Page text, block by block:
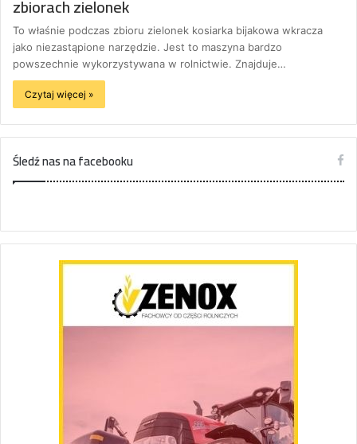
zbiorach zielonek
To właśnie podczas zbioru zielonek kosiarka bijakowa wkracza
jako niezastąpione narzędzie. Jest to maszyna bardzo
powszechnie wykorzystywana w rolnictwie. Znajduje…
Czytaj więcej »
Śledź nas na facebooku